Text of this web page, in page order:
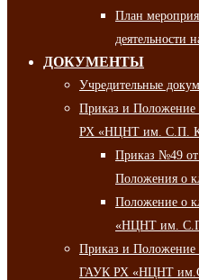
План
деятельности
ДОКУМЕНТЫ
Учредительные
Приказ и
РХ «НЦНТ им. С.П.
Приказ №49
Положения о
Положение о
«НЦНТ им.
Приказ и Положение
ГАУК РХ «НЦНТ